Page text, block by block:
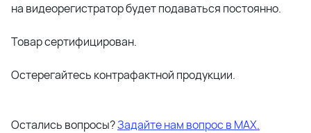
на видеорегистратор будет подаваться постоянно.
Товар сертифицирован.
Остерегайтесь контрафактной продукции.
Остались вопросы?Задайте нам вопрос в МАХ.